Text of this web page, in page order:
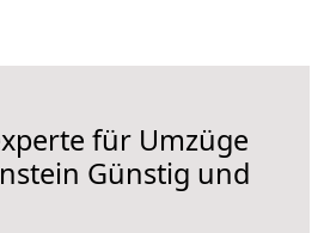
für Umzüge
Günstig und